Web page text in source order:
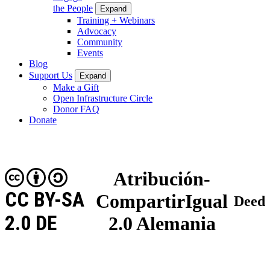
the People
Expand
Training + Webinars
Advocacy
Community
Events
Blog
Support Us
Expand
Make a Gift
Open Infrastructure Circle
Donor FAQ
Donate
Atribución-
CompartirIgual
2.0 Alemania
CC BY-SA
2.0 DE
Deed